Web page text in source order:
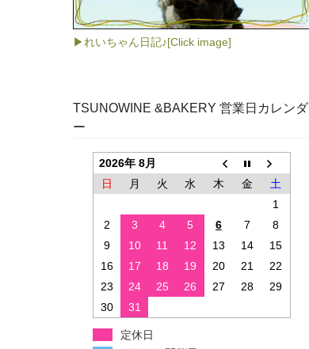
▶れいちゃん日記♪[Click image]
TSUNOWINE &BAKERY 営業日カレンダ
ー
2026年 8月
日
月 火 水 木 金
土
1
2
3 4 5 6 7
8
9
10 11 12 13 14
15
16
17 18 19 20 21
22
23
24 25 26 27 28
29
30
31
定休日